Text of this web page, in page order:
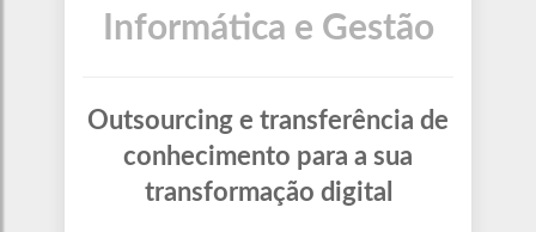
Informática e Gestão
Outsourcing e transferência de
conhecimento para a sua
transformação digital